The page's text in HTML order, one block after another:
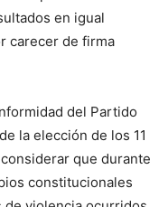
en igual
carecer de firma
del Partido
la elección de los 11
que durante
constitucionales